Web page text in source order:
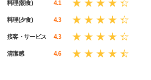
料理(朝食) 4.1
料理(夕食) 4.3
接客・サービス 4.3
清潔感 4.6